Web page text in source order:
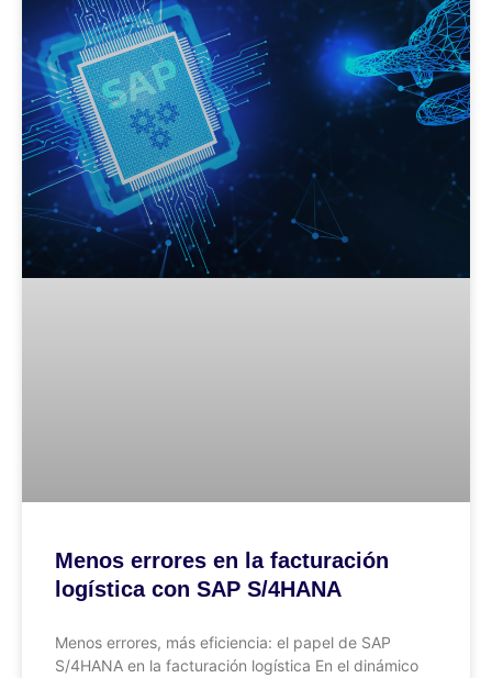
Menos errores en la facturación
logística con SAP S/4HANA
Menos errores, más eficiencia: el papel de SAP
S/4HANA en la facturación logística En el dinámico